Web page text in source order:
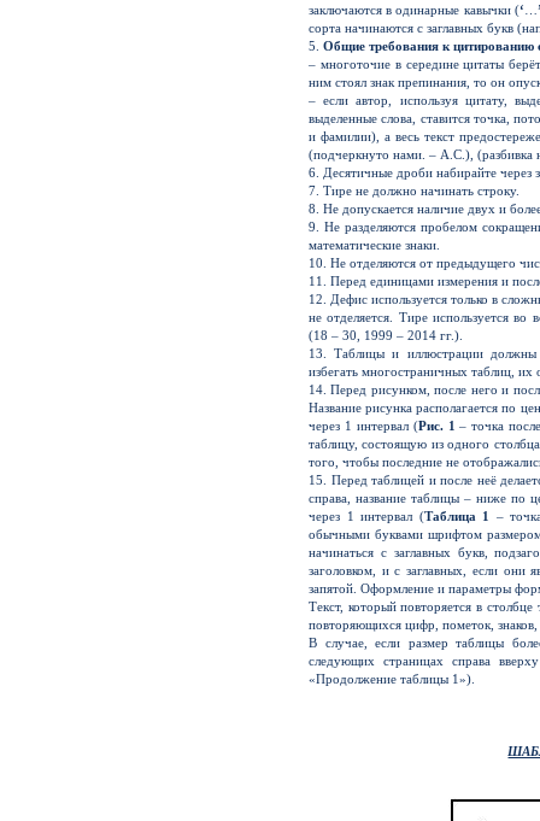
заключаются в одинарные кавычки (‘
сорта начинаются с заглавных букв
5. Общие требования к цитированию
– многоточие в середине цитаты
ним стоял знак препинания, то он
– если автор, используя цитату,
выделенные слова, ставится точка,
и фамилии), а весь текст
(подчеркнуто нами. – А.С.),
6. Десятичные дроби набирайте через
7. Тире не должно начинать строку.
8. Не допускается наличие двух и
9. Не разделяются пробелом
математические знаки.
10. Не отделяются от предыдущего
11. Перед единицами измерения и
12. Дефис используется только в
не отделяется. Тире используется во
(18 – 30, 1999 – 2014 гг.).
13. Таблицы и иллюстрации должны
избегать многостраничных таблиц,
14. Перед рисунком, после него и
Название рисунка располагается по
через 1 интервал (Рис. 1 – точка
таблицу, состоящую из одного
того, чтобы последние не
15. Перед таблицей и после неё
справа, название таблицы – ниже
через 1 интервал (Таблица 1
–
обычными буквами шрифтом
начинаться с заглавных букв,
заголовком, и с заглавных, если они
запятой. Оформление и параметры
Текст, который повторяется в
повторяющихся цифр, пометок,
В случае, если размер таблицы
следующих страницах справа
«Продолжение таблицы 1»).